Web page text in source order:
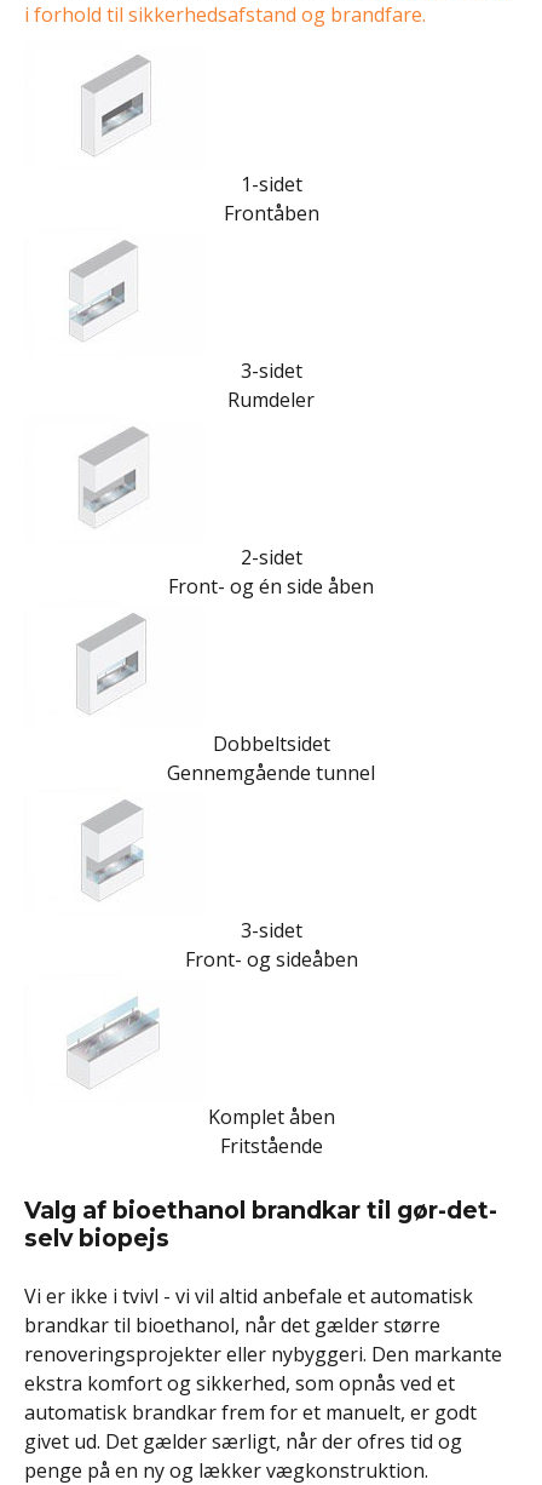
i forhold til sikkerhedsafstand og brandfare.
1-sidet
Frontåben
3-sidet
Rumdeler
2-sidet
Front- og én side åben
Dobbeltsidet
Gennemgående tunnel
3-sidet
Front- og sideåben
Komplet åben
Fritstående
Valg af bioethanol brandkar til gør-det-
selv biopejs
Vi er ikke i tvivl - vi vil altid anbefale et automatisk
brandkar til bioethanol, når det gælder større
renoveringsprojekter eller nybyggeri. Den markante
ekstra komfort og sikkerhed, som opnås ved et
automatisk brandkar frem for et manuelt, er godt
givet ud. Det gælder særligt, når der ofres tid og
penge på en ny og lækker vægkonstruktion.